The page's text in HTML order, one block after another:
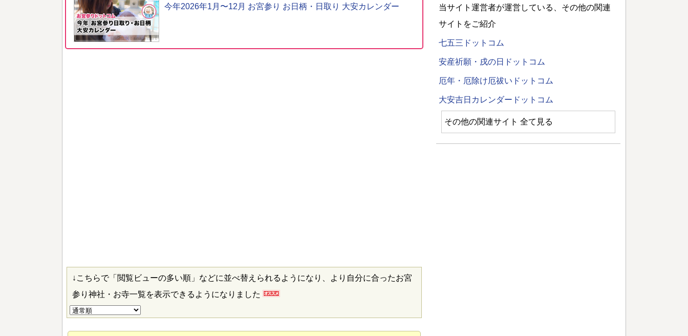
今年2026年1月〜12月 お宮参り お日柄・日取り 大安カレンダー
↓こちらで「閲覧ビューの多い順」などに並べ替えられるようになり、より自分に合ったお宮
参り神社・お寺一覧を表示できるようになりました
当サイト運営者が運営している、その他の関連
サイトをご紹介
七五三ドットコム
安産祈願・戌の日ドットコム
厄年・厄除け厄祓いドットコム
大安吉日カレンダードットコム
その他の関連サイト 全て見る